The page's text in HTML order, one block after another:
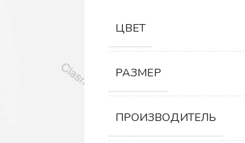
ЦВЕТ
РАЗМЕР
ПРОИЗВОДИТЕЛЬ